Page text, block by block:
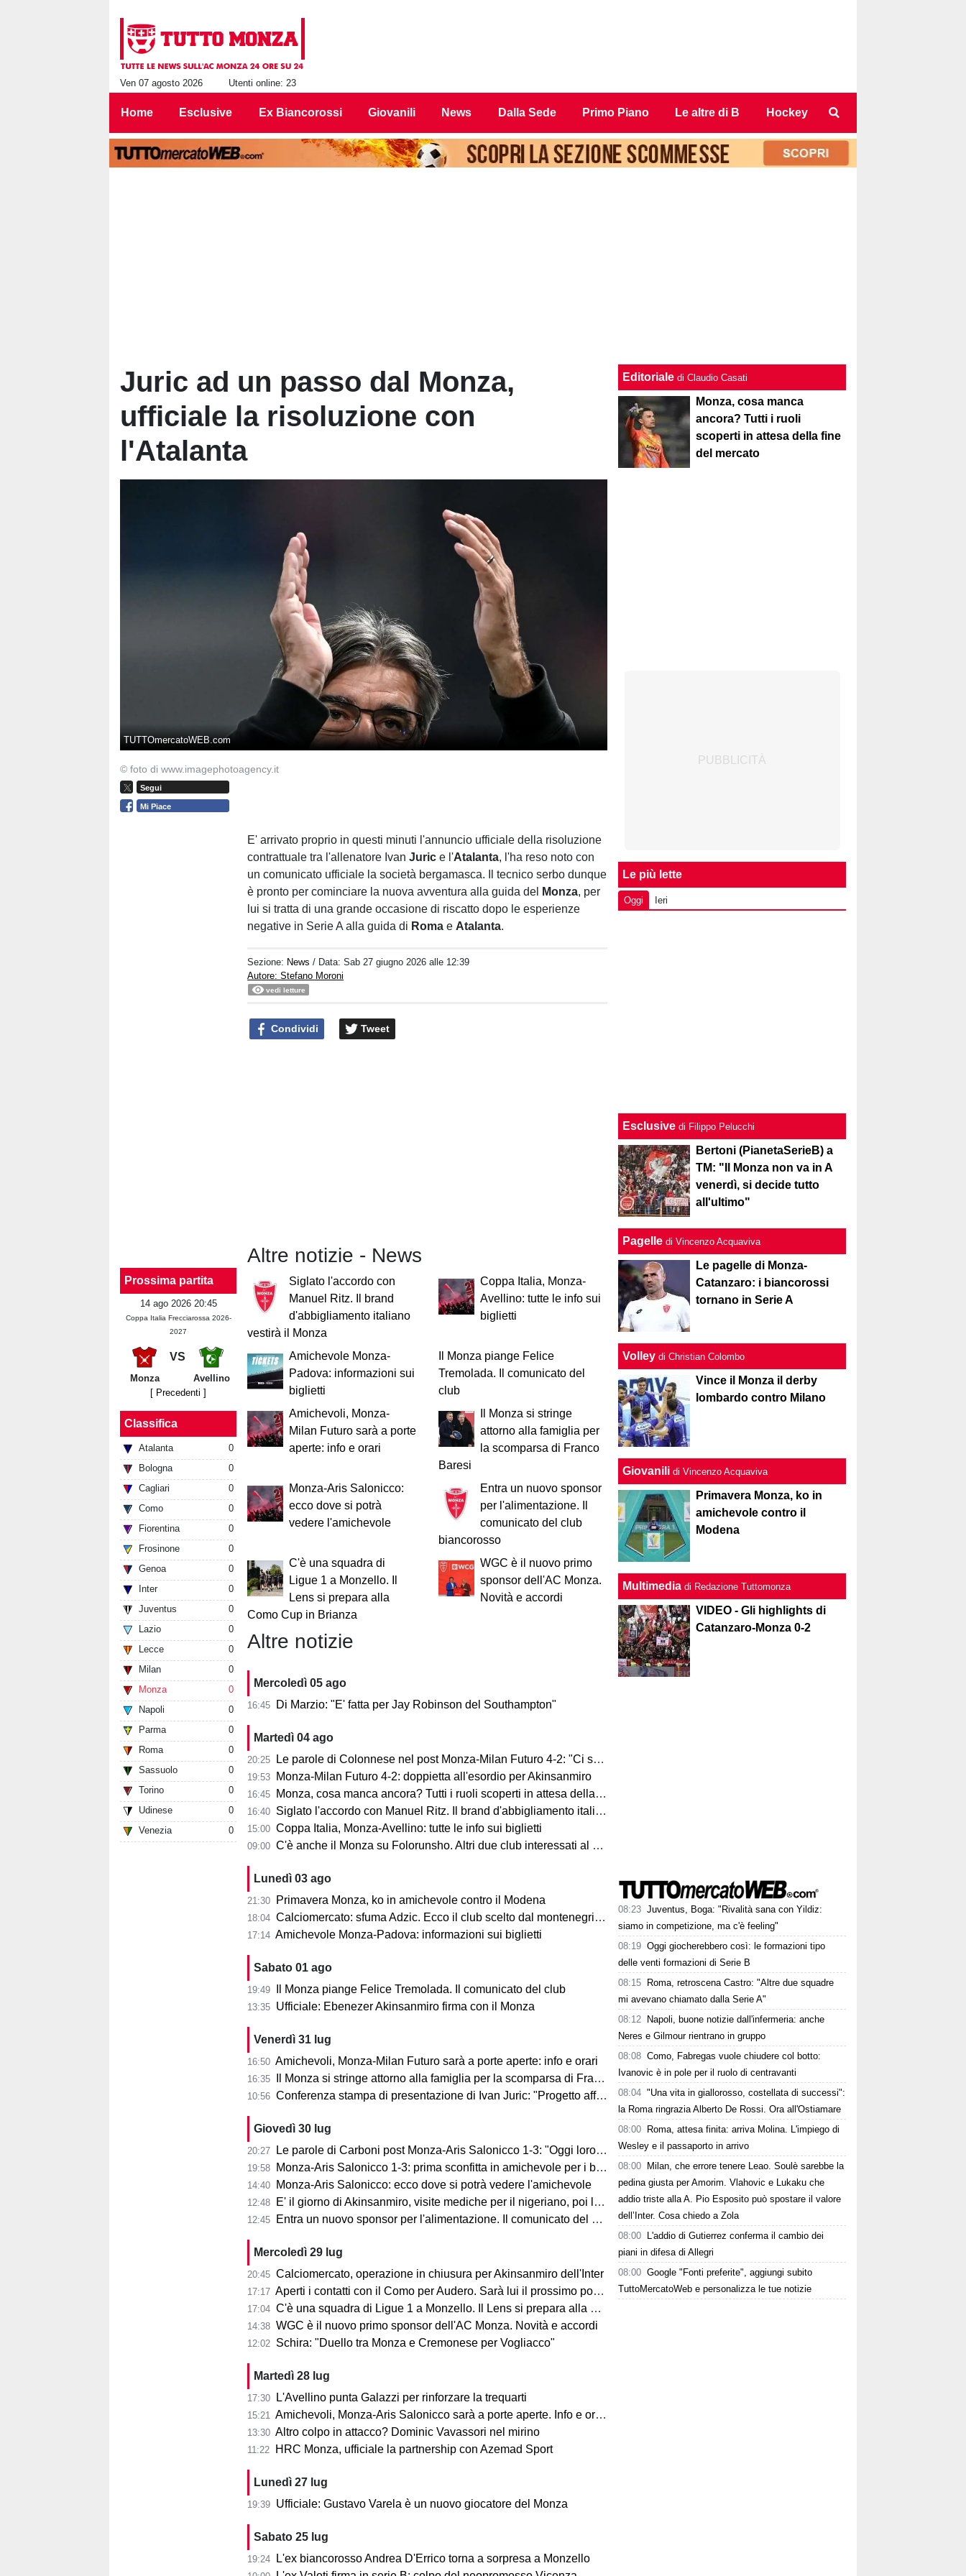
Ven 07 agosto 2026 Utenti online: 23
Home Esclusive Ex Biancorossi Giovanili News Dalla Sede Primo Piano Le altre di B Hockey
Juric ad un passo dal Monza,
ufficiale la risoluzione con
l'Atalanta
TUTTOmercatoWEB.com
© foto di www.imagephotoagency.it
Segui
Mi Piace
Prossima partita
14 ago 2026 20:45
Coppa Italia Frecciarossa 2026-
2027
VS
Monza
Avellino
[ Precedenti ]
Classifica
Atalanta
0
Bologna
0
Cagliari
0
Como
0
Fiorentina
0
Frosinone
0
Genoa
0
Inter
0
Juventus
0
Lazio
0
Lecce
0
Milan
0
Monza
0
Napoli
0
Parma
0
Roma
0
Sassuolo
0
Torino
0
Udinese
0
Venezia
0
E' arrivato proprio in questi minuti l'annuncio ufficiale della risoluzione
contrattuale tra l'allenatore IvanJurice l'Atalanta, l'ha reso noto con
un comunicato ufficiale la società bergamasca. Il tecnico serbo dunque
è pronto per cominciare la nuova avventura alla guida del
Monza, per
lui si tratta di una grande occasione di riscatto dopo le esperienze
negative in Serie A alla guida di Romae Atalanta.
Sezione: News / Data:Sab 27 giugno 2026 alle 12:39
Autore: Stefano Moroni
vedi letture
Condividi Tweet
Altre notizie - News
Siglato l'accordo con
Manuel Ritz. Il brand
d'abbigliamento italiano
vestirà il Monza
Coppa Italia, Monza-
Avellino: tutte le info sui
biglietti
Amichevole Monza-
Padova: informazioni sui
biglietti
Il Monza piange Felice
Tremolada. Il comunicato del
club
Amichevoli, Monza-
Milan Futuro sarà a porte
aperte: info e orari
Il Monza si stringe
attorno alla famiglia per
la scomparsa di Franco
Baresi
Monza-Aris Salonicco:
ecco dove si potrà
vedere l'amichevole
Entra un nuovo sponsor
per l'alimentazione. Il
comunicato del club
biancorosso
C'è una squadra di
Ligue 1 a Monzello. Il
Lens si prepara alla
Como Cup in Brianza
WGC è il nuovo primo
sponsor dell'AC Monza.
Novità e accordi
Altre notizie
Mercoledì 05 ago
16:45 Di Marzio: "E' fatta per Jay Robinson del Southampton"
Martedì 04 ago
20:25 Le parole di Colonnese nel post Monza-Milan Futuro 4-2: "Ci sentiamo importanti"
19:53 Monza-Milan Futuro 4-2: doppietta all'esordio per Akinsanmiro
16:45 Monza, cosa manca ancora? Tutti i ruoli scoperti in attesa della fine del mercato
16:40 Siglato l'accordo con Manuel Ritz. Il brand d'abbigliamento italiano vestirà il Monza
15:00 Coppa Italia, Monza-Avellino: tutte le info sui biglietti
09:00 C'è anche il Monza su Folorunsho. Altri due club interessati al giocatore
Lunedì 03 ago
21:30 Primavera Monza, ko in amichevole contro il Modena
18:04 Calciomercato: sfuma Adzic. Ecco il club scelto dal montenegrino.
17:14 Amichevole Monza-Padova: informazioni sui biglietti
Sabato 01 ago
19:49 Il Monza piange Felice Tremolada. Il comunicato del club
13:35 Ufficiale: Ebenezer Akinsanmiro firma con il Monza
Venerdì 31 lug
16:50 Amichevoli, Monza-Milan Futuro sarà a porte aperte: info e orari
16:35 Il Monza si stringe attorno alla famiglia per la scomparsa di Franco Baresi
10:56 Conferenza stampa di presentazione di Ivan Juric: "Progetto affascinante"
Giovedì 30 lug
20:27 Le parole di Carboni post Monza-Aris Salonicco 1-3: "Oggi loro più bravi di noi"
19:58 Monza-Aris Salonicco 1-3: prima sconfitta in amichevole per i brianzoli
14:40 Monza-Aris Salonicco: ecco dove si potrà vedere l'amichevole
12:48 E' il giorno di Akinsanmiro, visite mediche per il nigeriano, poi la firma
12:45 Entra un nuovo sponsor per l'alimentazione. Il comunicato del club biancorosso
Mercoledì 29 lug
20:45 Calciomercato, operazione in chiusura per Akinsanmiro dell'Inter
17:17 Aperti i contatti con il Como per Audero. Sarà lui il prossimo portiere biancorosso?
17:04 C'è una squadra di Ligue 1 a Monzello. Il Lens si prepara alla Como Cup in Brianza
14:38 WGC è il nuovo primo sponsor dell'AC Monza. Novità e accordi
12:02 Schira: "Duello tra Monza e Cremonese per Vogliacco"
Martedì 28 lug
17:30 L'Avellino punta Galazzi per rinforzare la trequarti
15:21 Amichevoli, Monza-Aris Salonicco sarà a porte aperte. Info e orari
13:30 Altro colpo in attacco? Dominic Vavassori nel mirino
11:22 HRC Monza, ufficiale la partnership con Azemad Sport
Lunedì 27 lug
19:39 Ufficiale: Gustavo Varela è un nuovo giocatore del Monza
Sabato 25 lug
19:24 L'ex biancorosso Andrea D'Errico torna a sorpresa a Monzello
Editoriale di Claudio Casati
Monza, cosa manca
ancora? Tutti i ruoli
scoperti in attesa della fine
del mercato
Le più lette
Oggi Ieri
Esclusive di Filippo Pelucchi
Bertoni (PianetaSerieB) a
TM: "Il Monza non va in A
venerdì, si decide tutto
all'ultimo"
Pagelle di Vincenzo Acquaviva
Le pagelle di Monza-
Catanzaro: i biancorossi
tornano in Serie A
Volley di Christian Colombo
Vince il Monza il derby
lombardo contro Milano
Giovanili di Vincenzo Acquaviva
Primavera Monza, ko in
amichevole contro il
Modena
Multimedia di Redazione Tuttomonza
VIDEO - Gli highlights di
Catanzaro-Monza 0-2
08:23 Juventus, Boga: "Rivalità sana con Yildiz:
siamo in competizione, ma c'è feeling"
08:19 Oggi giocherebbero così: le formazioni tipo
delle venti formazioni di Serie B
08:15
Roma, retroscena Castro: "Altre due squadre
mi avevano chiamato dalla Serie A"
08:12
Napoli, buone notizie dall'infermeria: anche
Neres e Gilmour rientrano in gruppo
08:08 Como, Fabregas vuole chiudere col botto:
Ivanovic è in pole per il ruolo di centravanti
08:04 "Una vita in giallorosso, costellata di successi":
la Roma ringrazia Alberto De Rossi. Ora all'Ostiamare
08:00
Roma, attesa finita: arriva Molina. L'impiego di
Wesley e il passaporto in arrivo
08:00
Milan, che errore tenere Leao. Soulè sarebbe la
pedina giusta per Amorim. Vlahovic e Lukaku che
addio triste alla A. Pio Esposito può spostare il valore
dell’Inter. Cosa chiedo a Zola
08:00
L'addio di Gutierrez conferma il cambio dei
piani in difesa di Allegri
08:00 Google "Fonti preferite", aggiungi subito
TuttoMercatoWeb e personalizza le tue notizie